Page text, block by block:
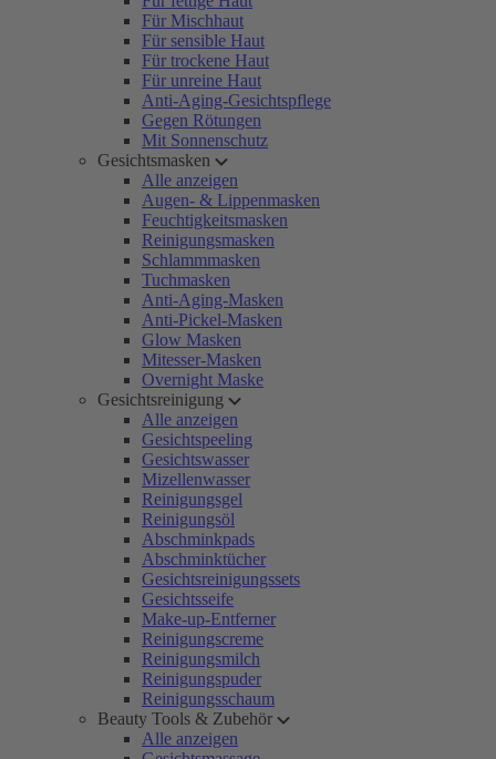
Für Mischhaut
Für sensible Haut
Für trockene Haut
Für unreine Haut
Anti-Aging-Gesichtspflege
Gegen Rötungen
Mit Sonnenschutz
Gesichtsmasken
Alle anzeigen
Augen- & Lippenmasken
Feuchtigkeitsmasken
Reinigungsmasken
Schlammmasken
Tuchmasken
Anti-Aging-Masken
Anti-Pickel-Masken
Glow Masken
Mitesser-Masken
Overnight Maske
Gesichtsreinigung
Alle anzeigen
Gesichtspeeling
Gesichtswasser
Mizellenwasser
Reinigungsgel
Reinigungsöl
Abschminkpads
Abschminktücher
Gesichtsreinigungssets
Gesichtsseife
Make-up-Entferner
Reinigungscreme
Reinigungsmilch
Reinigungspuder
Reinigungsschaum
Beauty Tools & Zubehör
Alle anzeigen